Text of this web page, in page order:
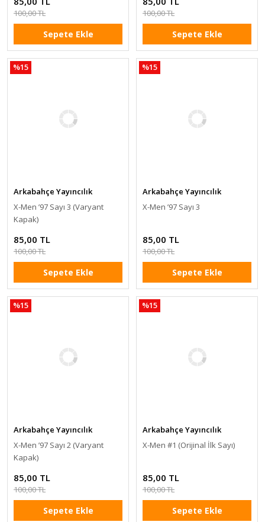
100,00 TL
Sepete Ekle
100,00 TL
Sepete Ekle
%15
Arkabahçe Yayıncılık
X-Men ’97 Sayı 3 (Varyant
Kapak)
85,00 TL
100,00 TL
Sepete Ekle
%15
Arkabahçe Yayıncılık
X-Men ’97 Sayı 3
85,00 TL
100,00 TL
Sepete Ekle
%15
Arkabahçe Yayıncılık
X-Men ’97 Sayı 2 (Varyant
Kapak)
85,00 TL
100,00 TL
Sepete Ekle
%15
Arkabahçe Yayıncılık
X-Men #1 (Orijinal İlk Sayı)
85,00 TL
100,00 TL
Sepete Ekle